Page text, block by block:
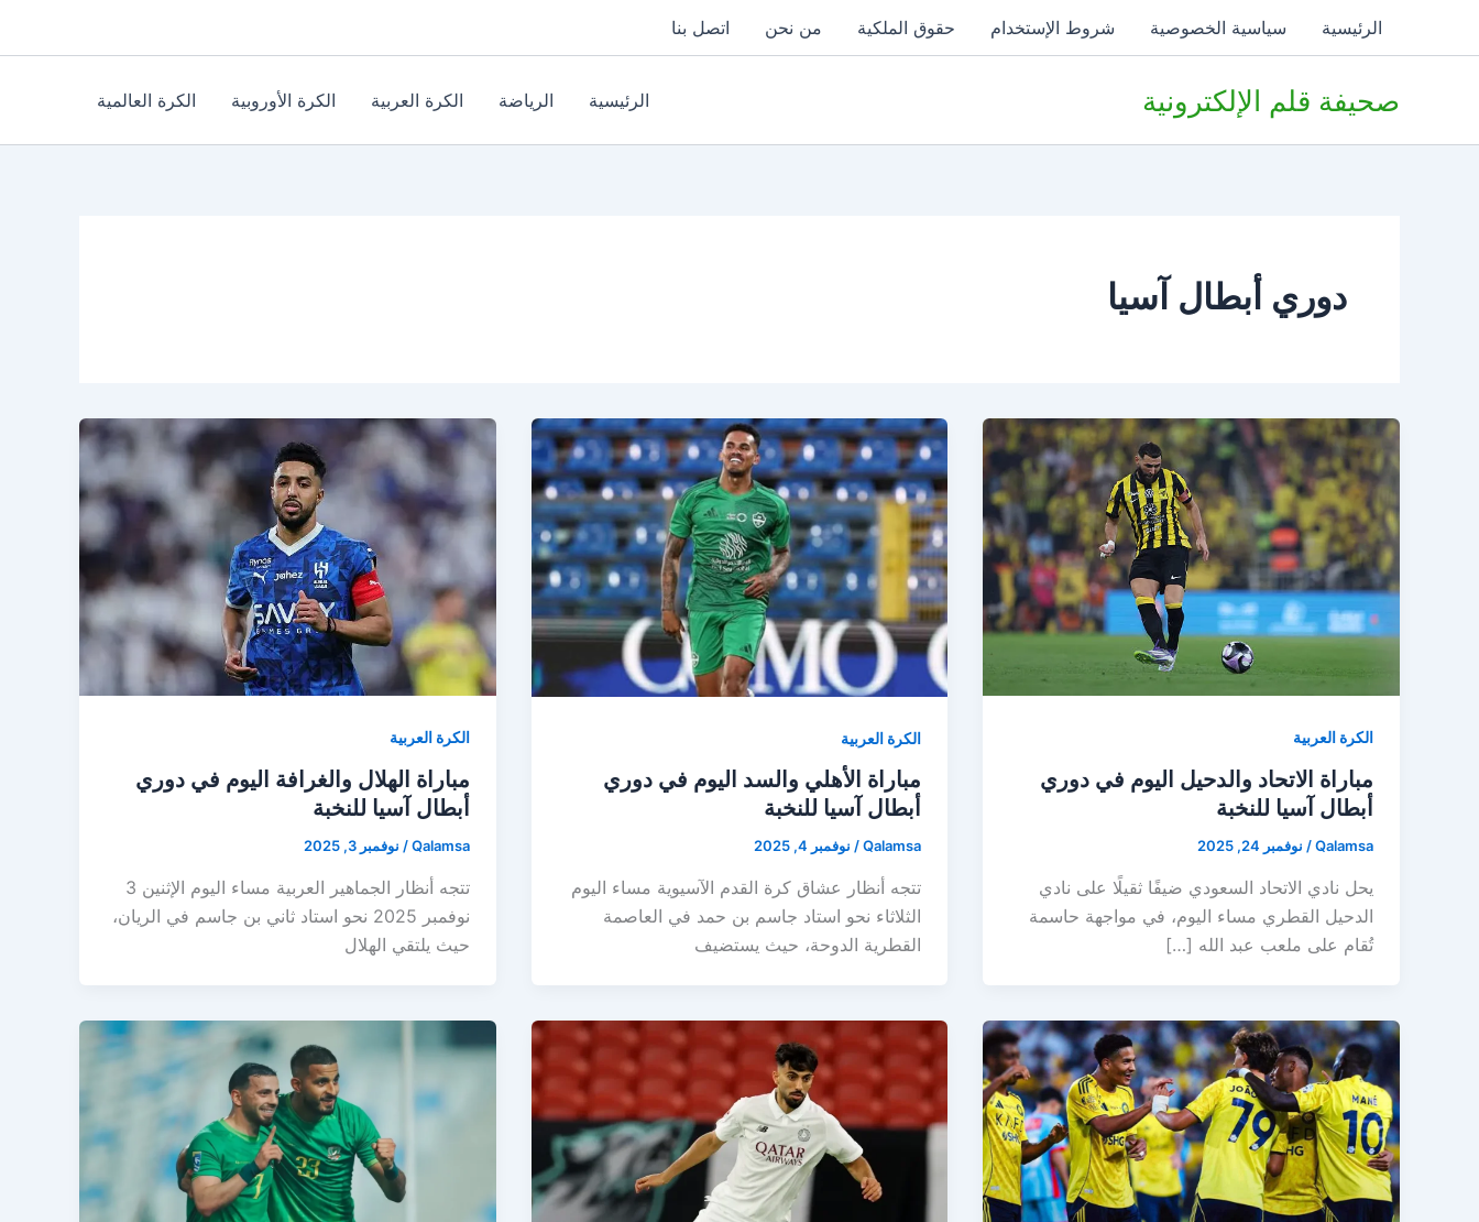
الرئيسية سياسية الخصوصية شروط الإستخدام حقوق الملكية من نحن اتصل بنا
صحيفة قلم الإلكترونية الرئيسية الرياضة الكرة العربية الكرة الأوروبية الكرة العالمية
دوري أبطال آسيا
الكرة العربية
مباراة الاتحاد والدحيل اليوم في دوري
أبطال آسيا للنخبة
Qalamsa
/ نوفمبر 24, 2025
يحل نادي الاتحاد السعودي ضيفًا ثقيلًا على نادي
الدحيل القطري مساء اليوم، في مواجهة حاسمة
تُقام على ملعب عبد الله […]
الكرة العربية
مباراة الأهلي والسد اليوم في دوري
أبطال آسيا للنخبة
Qalamsa
/ نوفمبر 4, 2025
تتجه أنظار عشاق كرة القدم الآسيوية مساء اليوم
الثلاثاء نحو استاد جاسم بن حمد في العاصمة
القطرية الدوحة، حيث يستضيف
الكرة العربية
مباراة الهلال والغرافة اليوم في دوري
أبطال آسيا للنخبة
Qalamsa
/ نوفمبر 3, 2025
تتجه أنظار الجماهير العربية مساء اليوم الإثنين 3
نوفمبر 2025 نحو استاد ثاني بن جاسم في الريان،
حيث يلتقي الهلال